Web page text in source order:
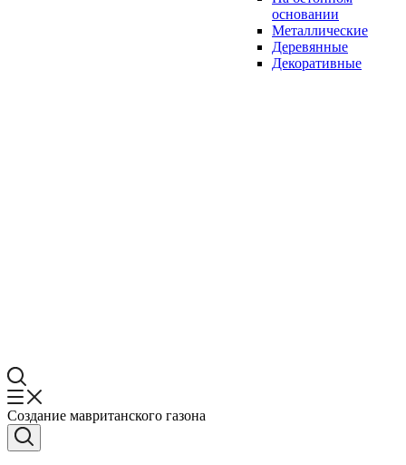
основании
Металлические
Деревянные
Декоративные
Создание мавританского газона